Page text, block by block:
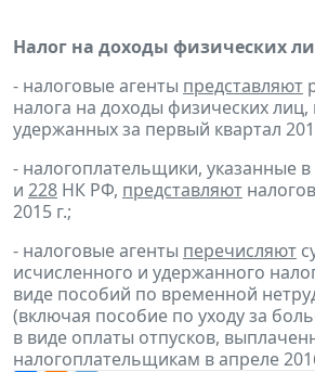
Налог на доходы физических
- налоговые агенты представляют
налога на доходы физических
удержанных за первый квартал
- налогоплательщики, указанные в
и 228 НК РФ, представляют
2015 г.;
- налоговые агенты перечисляют
исчисленного и удержанного
виде пособий по временной
(включая пособие по уходу за
в виде оплаты отпусков,
налогоплательщикам в апреле